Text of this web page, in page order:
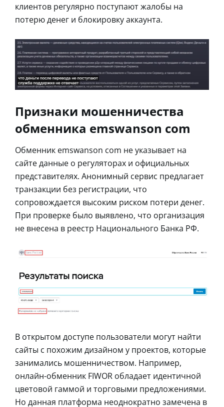
клиентов регулярно поступают жалобы на
потерю денег и блокировку аккаунта.
Признаки мошенничества
обменника emswanson com
Обменник emswanson com не указывает на
сайте данные о регуляторах и официальных
представителях. Анонимный сервис предлагает
транзакции без регистрации, что
сопровождается высоким риском потери денег.
При проверке было выявлено, что организация
не внесена в реестр Национального Банка РФ.
В открытом доступе пользователи могут найти
сайты с похожим дизайном у проектов, которые
занимались мошенничеством. Например,
онлайн-обменник FIWOR обладает идентичной
цветовой гаммой и торговыми предложениями.
Но данная платформа неоднократно замечена в